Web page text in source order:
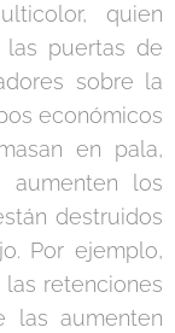
quien
las puertas de
sobre la
económicos
en pala,
aumenten los
destruidos
Por ejemplo,
retenciones
las aumenten